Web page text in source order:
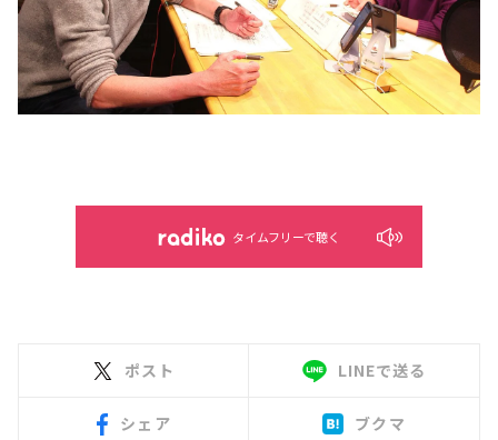
タイムフリーで聴く
ポスト LINEで送る
シェア ブクマ